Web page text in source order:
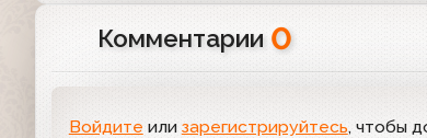
Комментарии 0
Войдите или зарегистрируйтесь, чтобы